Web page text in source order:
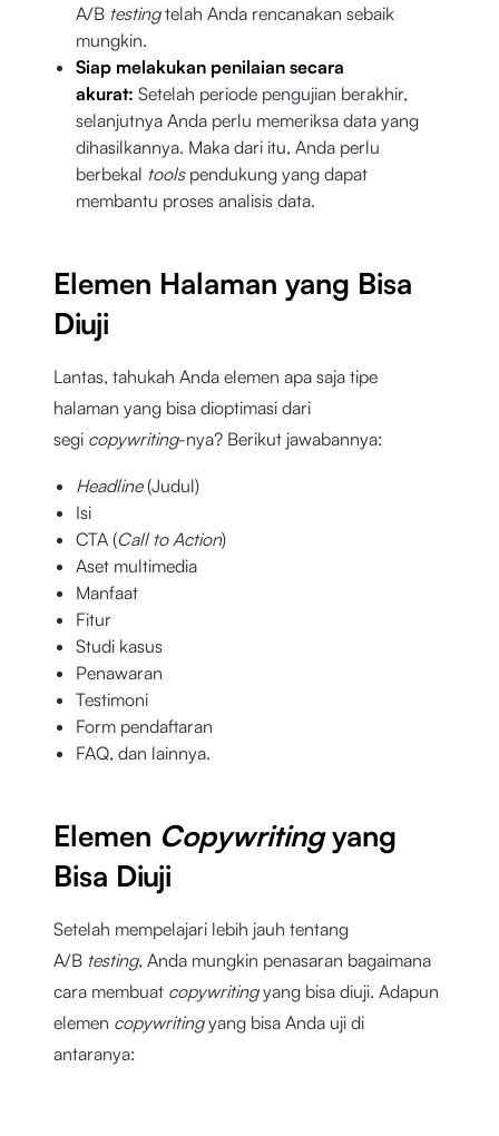
A/B testingtelah Anda rencanakan sebaik
mungkin.
Siap melakukan penilaian secara
akurat: Setelah periode pengujian berakhir,
selanjutnya Anda perlu memeriksa data yang
dihasilkannya. Maka dari itu, Anda perlu
berbekal tools pendukung yang dapat
membantu proses analisis data.
Elemen Halaman yang Bisa
Diuji
Lantas, tahukah Anda elemen apa saja tipe
halaman yang bisa dioptimasi dari
segi copywriting-nya? Berikut jawabannya:
Headline(Judul)
Isi
CTA (Call to Action)
Aset multimedia
Manfaat
Fitur
Studi kasus
Penawaran
Testimoni
Form pendaftaran
FAQ, dan lainnya.
Elemen Copywritingyang
Bisa Diuji
Setelah mempelajari lebih jauh tentang
A/B testing, Anda mungkin penasaran bagaimana
cara membuat copywritingyang bisa diuji. Adapun
elemen copywritingyang bisa Anda uji di
antaranya: